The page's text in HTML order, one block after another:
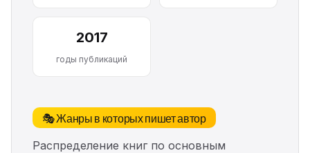
2017
годы публикаций
🎭 Жанры в которых пишет автор
Распределение книг по основным